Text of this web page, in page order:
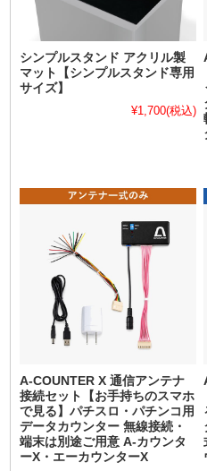
シンプルスタンド アクリル製
マット【シンプルスタンド専用
サイズ】
¥1,700(税込)
A-COUNTER X 通信アンテナ
接続セット【お手持ちのスマホ
で見る】パチスロ・パチンコ用
データカウンター 無線接続・
端末は別途ご用意 A-カウンタ
ーX・エーカウンターX